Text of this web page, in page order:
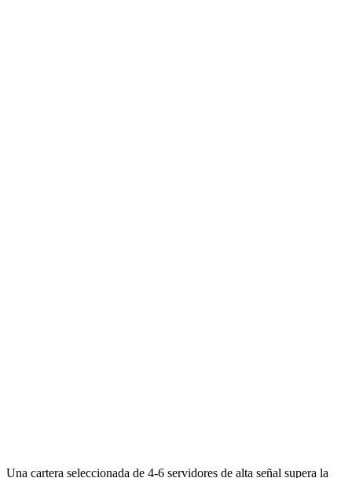
Una cartera seleccionada de 4-6 servidores de alta señal supera la